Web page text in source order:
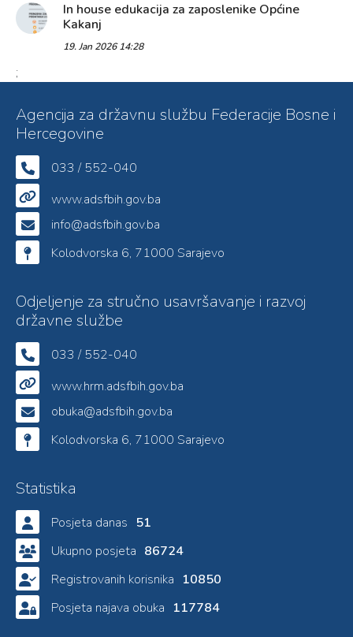
In house edukacija za zaposlenike Općine
Kakanj
19. Jan 2026 14:28
;
Agencija za državnu službu Federacije Bosne i
Hercegovine
033 / 552-040
www.adsfbih.gov.ba
info@adsfbih.gov.ba
Kolodvorska 6, 71000 Sarajevo
Odjeljenje za stručno usavršavanje i razvoj
državne službe
033 / 552-040
www.hrm.adsfbih.gov.ba
obuka@adsfbih.gov.ba
Kolodvorska 6, 71000 Sarajevo
Statistika
Posjeta danas 51
Ukupno posjeta 86724
Registrovanih korisnika 10850
Posjeta najava obuka 117784